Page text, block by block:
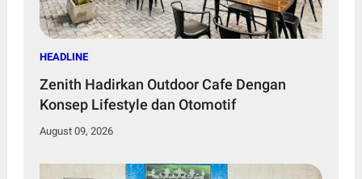
HEADLINE
Zenith Hadirkan Outdoor Cafe Dengan
Konsep Lifestyle dan Otomotif
August 09, 2026